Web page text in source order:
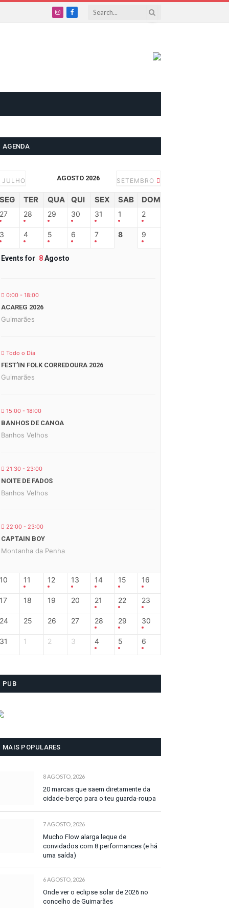
InstagramFacebook
AGENDA
JULHO AGOSTO 2026 SETEMBRO
SEG TER QUA QUI SEX SAB DOM
27 28 29 30 31 1 2
3 4 5 6 7 8 9
Events for 8Agosto
0:00 - 18:00
ACAREG 2026
Guimarães
Todo o Dia
FEST’IN FOLK CORREDOURA 2026
Guimarães
15:00 - 18:00
BANHOS DE CANOA
Banhos Velhos
21:30 - 23:00
NOITE DE FADOS
Banhos Velhos
22:00 - 23:00
CAPTAIN BOY
Montanha da Penha
10 11 12 13 14 15 16
17 18 19 20 21 22 23
24 25 26 27 28 29 30
31 1 2 3 4 5 6
PUB
MAIS POPULARES
8 AGOSTO, 2026
20 marcas que saem diretamente da
cidade-berço para o teu guarda-roupa
7 AGOSTO, 2026
Mucho Flow alarga leque de
convidados com 8 performances (e há
uma saída)
6 AGOSTO, 2026
Onde ver o eclipse solar de 2026 no
concelho de Guimarães